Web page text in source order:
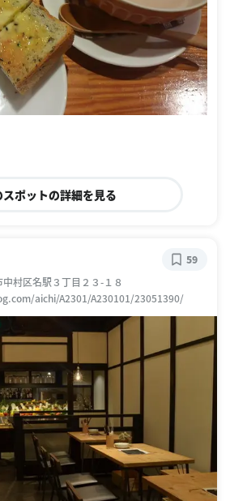
スポットの詳細を見る
村区名駅３丁目２３-１８
aichi/A2301/A230101/23051390/
59